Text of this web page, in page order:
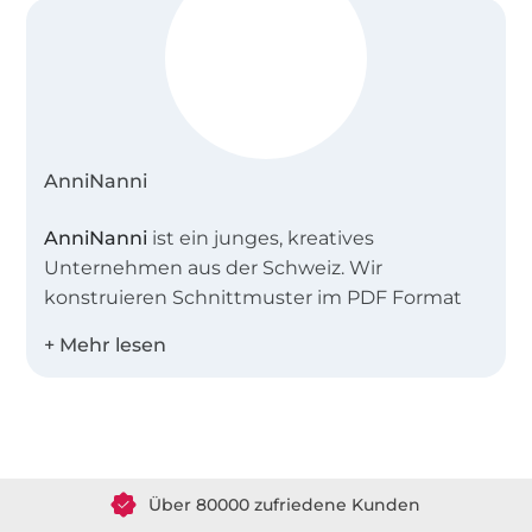
AnniNanni
AnniNanni ist ein junges, kreatives
Unternehmen aus der Schweiz. Wir
konstruieren Schnittmuster im PDF Format
Fortgeschrittene und Nähanfänger. Jedes
AnniNanni wurde von mir, Annika, gegründet.